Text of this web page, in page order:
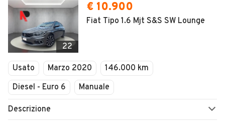
22
€ 10.900
Fiat Tipo 1.6 Mjt S&S SW Lounge
Usato Marzo 2020
146.000 km
Diesel - Euro 6
Manuale
Descrizione